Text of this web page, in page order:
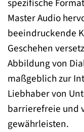
spezifische
Master Audio
beeindruckende
Geschehen
Abbildung von
maßgeblich zur
Liebhaber von
barrierefreie und
gewährleisten.